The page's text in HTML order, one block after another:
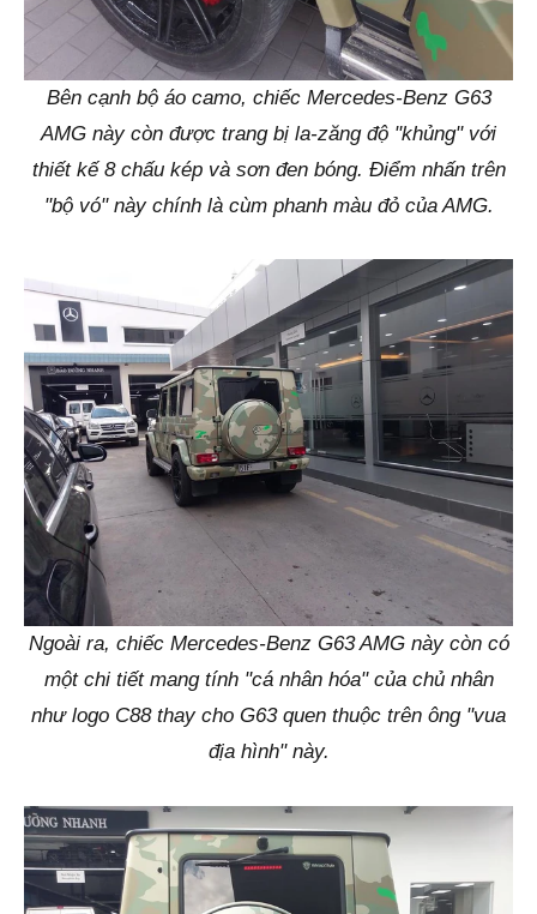
Bên cạnh bộ áo camo, chiếc Mercedes-Benz G63
AMG này còn được trang bị la-zăng độ "khủng" với
thiết kế 8 chấu kép và sơn đen bóng. Điểm nhấn trên
"bộ vó" này chính là cùm phanh màu đỏ của AMG.
Ngoài ra, chiếc Mercedes-Benz G63 AMG này còn có
một chi tiết mang tính "cá nhân hóa" của chủ nhân
như logo C88 thay cho G63 quen thuộc trên ông "vua
địa hình" này.